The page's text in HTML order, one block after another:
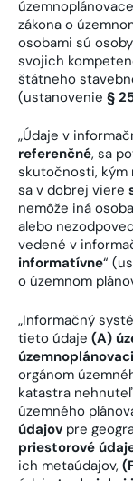
zákona o
osobami sú
svojich
štátneho
(ustanovenie §
„Údaje v
referenčné, sa
skutočnosti, kým
sa v dobrej viere
nemôže iná
alebo
vedené v
informatívne“
o územnom
„Informačný
tieto údaje (A)
orgánom
katastra
územného
údajov pre
priestorové
ich metaúdajov,